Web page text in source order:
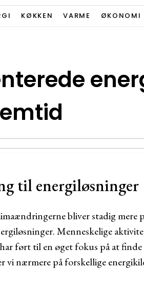
KØKKEN VARME ØKONOMI
til energiløsninger
bliver stadig mere
Menneskelige
ført til en øget fokus på at
vi nærmere på forskellige